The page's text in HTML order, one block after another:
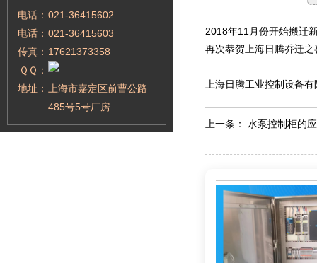
电话： 021-36415602
电话： 021-36415603
传真： 17621373358
ＱＱ：
地址：
上海市嘉定区前曹公路
485号5号厂房
2018年11月份开始搬迁
再次恭贺上海日腾乔迁之
上海日腾工业控制设备
上一条： 水泵控制柜的